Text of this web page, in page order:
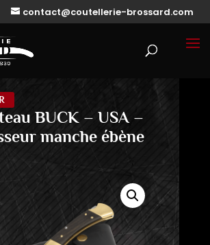
contact@coutellerie-brossard.com
BUCK – USA –
manche ébène